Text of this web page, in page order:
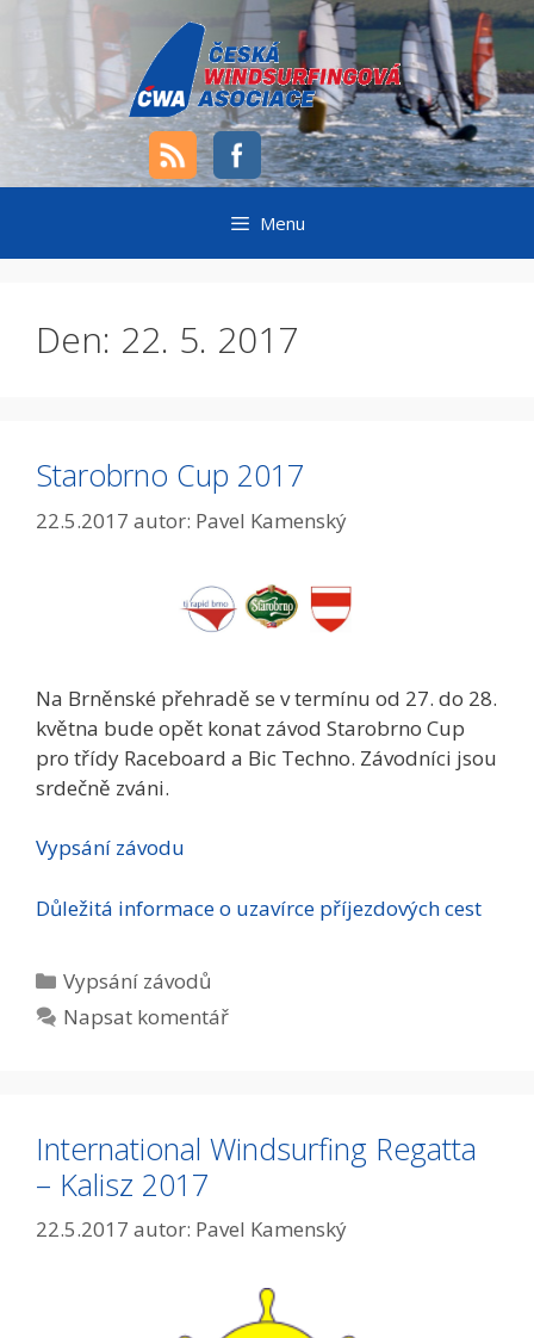
Menu
Den: 22. 5. 2017
Starobrno Cup 2017
22.5.2017 autor: Pavel Kamenský
Na Brněnské přehradě se v termínu od 27. do 28.
května bude opět konat závod Starobrno Cup
pro třídy Raceboard a Bic Techno. Závodníci jsou
srdečně zváni.
Vypsání závodu
Důležitá informace o uzavírce příjezdových cest
Rubriky
Vypsání­ závodů
Napsat komentář
International Windsurfing Regatta
– Kalisz 2017
22.5.2017 autor: Pavel Kamenský